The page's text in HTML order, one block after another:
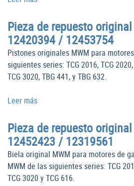
Pieza de repuesto
12420394 / 12453754
Pistones originales MWM para
siguientes series: TCG 2016, TCG
TCG 3020, TBG 441, y TBG 632.
Leer más
Pieza de repuesto
12452423 / 12319561
Biela original MWM para motores de
MWM de las siguientes series: TCG
TCG 3020 y TCG 616.